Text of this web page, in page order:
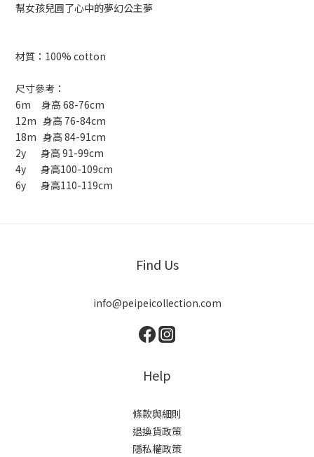
幫女孩兒圓了心中的夢幻公主夢
材質：100% cotton
尺寸參考：
6m 身高 68-76cm
12m 身高 76-84cm
18m 身高 84-91cm
2y 身高 91-99cm
4y 身高100-109cm
6y 身高110-119cm
Find Us
info@peipeicollection.com
Help
條款與細則
退換貨政策
隱私權政策